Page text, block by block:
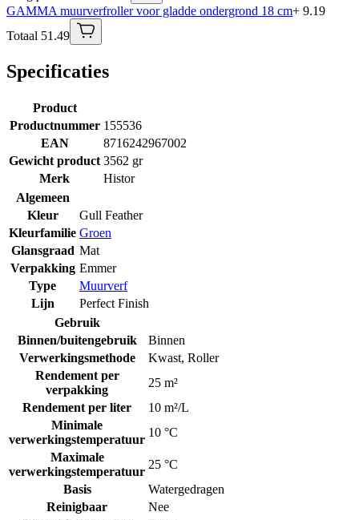
GAMMA muurverfroller voor gladde ondergrond 18 cm+ 9.19
Totaal 51.49
Specificaties
Product
Productnummer 155536
EAN
8716242967002
Gewicht product 3562 gr
Merk
Histor
Algemeen
Kleur
Gull Feather
Kleurfamilie Groen
Glansgraad Mat
Verpakking Emmer
Type
Muurverf
Lijn
Perfect Finish
Gebruik
Binnen/buitengebruik
Binnen
Verwerkingsmethode
Kwast, Roller
Rendement per
verpakking
25 m²
Rendement per liter
10 m²/L
Minimale
verwerkingstemperatuur
10 °C
Maximale
verwerkingstemperatuur
25 °C
Basis
Watergedragen
Reinigbaar
Nee